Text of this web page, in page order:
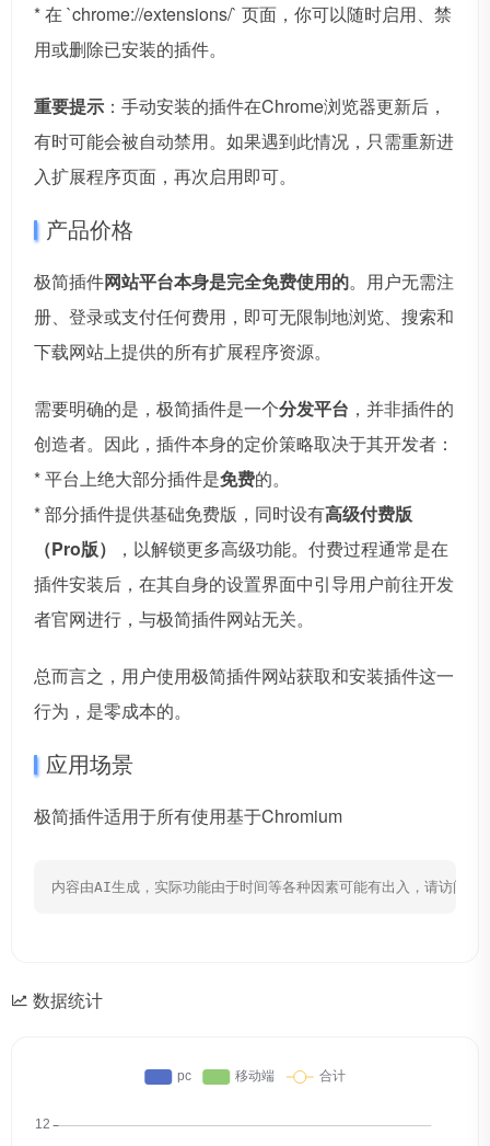
* 在 `chrome://extensions/` 页面，你可以随时启用、禁
用或删除已安装的插件。
重要提示 ：手动安装的插件在Chrome浏览器更新后，
有时可能会被自动禁用。如果遇到此情况，只需重新进
入扩展程序页面，再次启用即可。
产品价格
极简插件网站平台本身是完全免费使用的。用户无需注
册、登录或支付任何费用，即可无限制地浏览、搜索和
下载网站上提供的所有扩展程序资源。
需要明确的是，极简插件是一个分发平台 ，并非插件的
创造者。因此，插件本身的定价策略取决于其开发者：
* 平台上绝大部分插件是免费的。
* 部分插件提供基础免费版，同时设有高级付费版
（Pro版）
，以解锁更多高级功能。付费过程通常是在
插件安装后，在其自身的设置界面中引导用户前往开发
者官网进行，与极简插件网站无关。
总而言之，用户使用极简插件网站获取和安装插件这一
行为，是零成本的。
应用场景
极简插件适用于所有使用基于Chromium
内容由AI生成，实际功能由于时间等各种因素可能有出入，请访问网
数据统计